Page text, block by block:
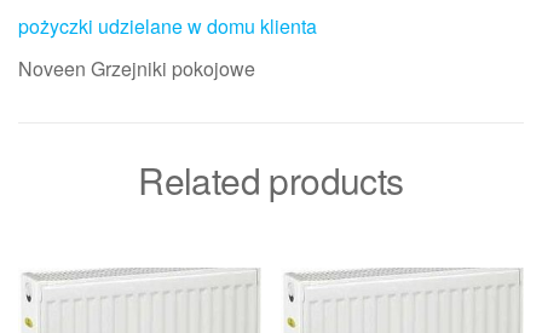
pożyczki udzielane w domu klienta
Noveen Grzejniki pokojowe
Related products